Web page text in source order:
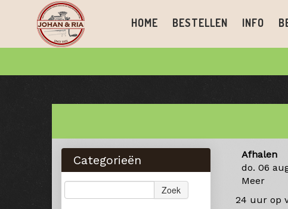
HOME BESTELLEN INFO
Categorieën
Zoek
Afhalen
do. 06
Meer
24 uur op